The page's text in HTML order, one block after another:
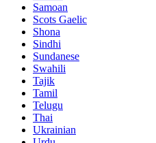
Samoan
Scots Gaelic
Shona
Sindhi
Sundanese
Swahili
Tajik
Tamil
Telugu
Thai
Ukrainian